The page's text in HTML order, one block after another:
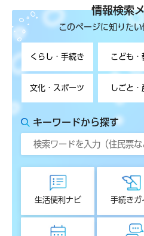
情報検索
このページに知りた
くらし・手続き こども・
文化・スポーツ しごと・
キーワードから探す
生活便利ナビ 手続きガ